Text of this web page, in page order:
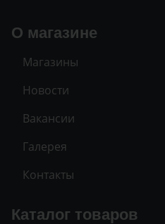
О магазине
Магазины
Новости
Вакансии
Галерея
Контакты
Каталог товаров